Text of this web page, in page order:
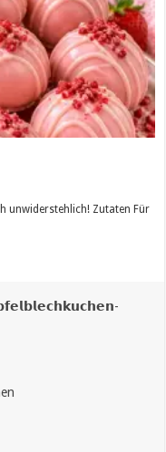
unwiderstehlich! Zutaten Für